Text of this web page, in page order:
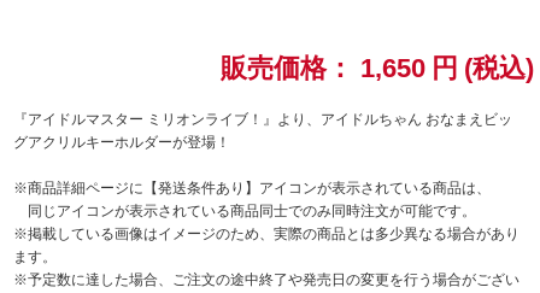
ラブライブ！
ラブライブ！サンシャイン‼
ラブライブ！虹ヶ咲学園スクールアイドル同好会
販売価格： 1,650 円 (税込)
『アイドルマスター ミリオンライブ！』より、アイドルちゃん おなまえビッ
グアクリルキーホルダーが登場！
※商品詳細ページに【発送条件あり】アイコンが表示されている商品は、
同じアイコンが表示されている商品同士でのみ同時注文が可能です。
※掲載している画像はイメージのため、実際の商品とは多少異なる場合があり
ます。
※予定数に達した場合、ご注文の途中終了や発売日の変更を行う場合がござい